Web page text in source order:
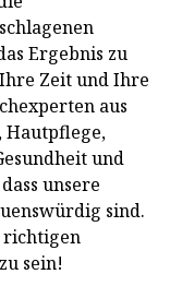
Ergebnis zu
Zeit und Ihre
aus
Hautpflege,
und
unsere
sind.
richtigen
sein!